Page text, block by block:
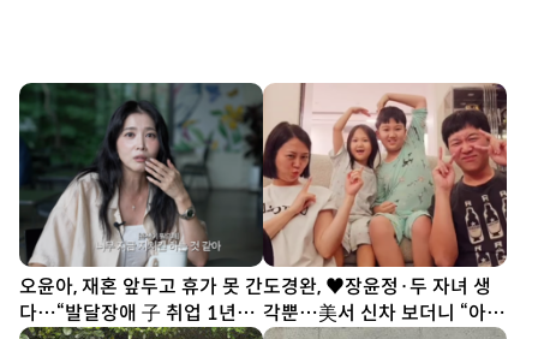
오윤아, 재혼 앞두고 휴가 못 간
다…“발달장애 子 취업 1년
도경완, ♥장윤정·두 자녀 생
각뿐…美서 신차 보더니 “아빠